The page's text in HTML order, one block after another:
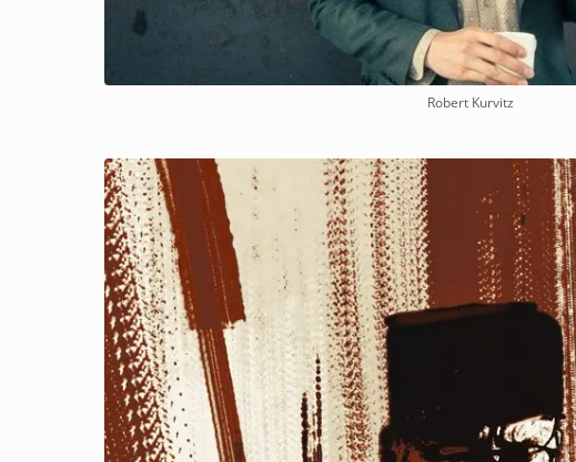
Robert Kurvitz